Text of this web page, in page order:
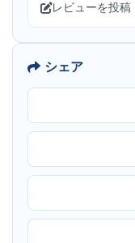
レビューを投稿
シェア